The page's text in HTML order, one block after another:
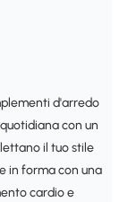
d'arredo
con un
il tuo stile
in forma con una
cardio e